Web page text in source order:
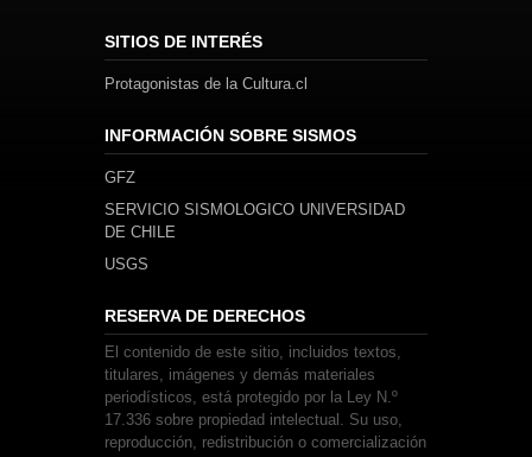
SITIOS DE INTERÉS
Protagonistas de la Cultura.cl
INFORMACIÓN SOBRE SISMOS
GFZ
SERVICIO SISMOLOGICO UNIVERSIDAD
DE CHILE
USGS
RESERVA DE DERECHOS
El contenido de este sitio, incluidos textos,
titulares, imágenes y demás materiales
periodísticos, está protegido por la Ley N.º
17.336 sobre propiedad intelectual. Su uso,
reproducción, redistribución o comercialización